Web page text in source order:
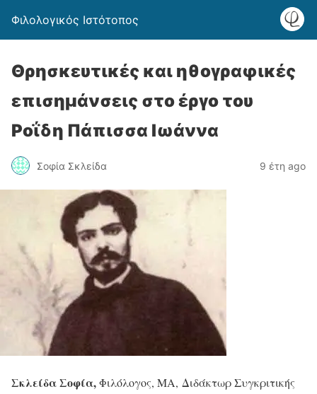
Φιλολογικός Ιστότοπος
Θρησκευτικές και ηθογραφικές
επισημάνσεις στο έργο του
Ροΐδη Πάπισσα Ιωάννα
Σοφία Σκλείδα 9 έτη ago
Σκλείδα Σοφία,Φιλόλογος, MA, Διδάκτωρ Συγκριτικής